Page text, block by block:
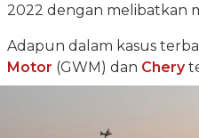
2022 dengan melibatkan
Adapun dalam kasus
Motor (GWM) dan Chery